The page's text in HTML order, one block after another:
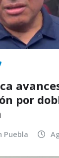
por
Puebla